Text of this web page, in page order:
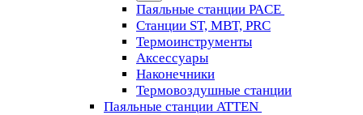
Паяльные станции PACE
Станции ST, MBT, PRC
Термоинструменты
Аксессуары
Наконечники
Термовоздушные станции
Паяльные станции ATTEN